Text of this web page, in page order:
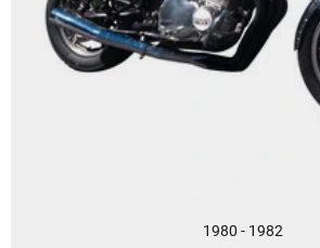
1980 - 1982